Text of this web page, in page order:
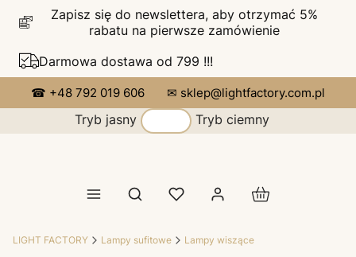
Zapisz się do newslettera, aby otrzymać 5%
rabatu na pierwsze zamówienie
Darmowa dostawa od 799 !!!
☎ +48 792 019 606 ✉ sklep@lightfactory.com.pl
Tryb jasny Tryb ciemny
Otwórz wyszukiwarkę Produkty w
LIGHT FACTORY Lampy sufitowe Lampy wiszące